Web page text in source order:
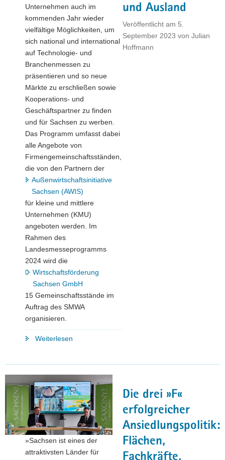
und Ausland
Veröffentlicht am 5.
September 2023 von Julian
Hoffmann
Unternehmen auch im
kommenden Jahr wieder
vielfältige Möglichkeiten, um
sich national und international
auf Technologie- und
Branchenmessen zu
präsentieren und so neue
Märkte zu erschließen sowie
Kooperations- und
Geschäftspartner zu finden
und für Sachsen zu werben.
Das Programm umfasst dabei
alle Angebote von
Firmengemeinschaftsständen,
die von den Partnern der
Außenwirtschaftsinitiative
Sachsen (AWIS)
für kleine und mittlere
Unternehmen (KMU)
angeboten werden. Im
Rahmen des
Landesmesseprogramms
2024 wird die
Wirtschaftsförderung
Sachsen GmbH
15 Gemeinschaftsstände im
Auftrag des SMWA
organisieren.
Weiterlesen
Präsentationsmöglichkeiten
auf
internationalen
Leitmessen
im
In-
und
Die drei »F«
erfolgreicher
Ansiedlungspolitik:
Flächen,
Fachkräfte,
»Sachsen ist eines der
attraktivsten Länder für